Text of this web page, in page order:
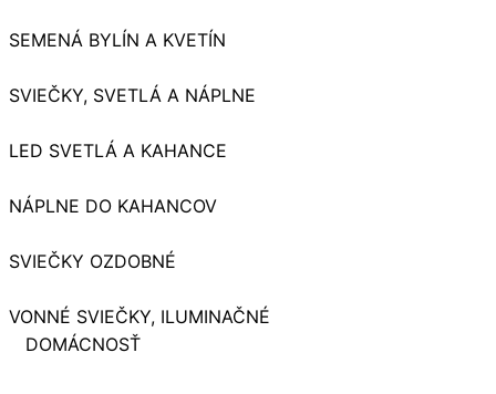
SEMENÁ BYLÍN A KVETÍN
SVIEČKY, SVETLÁ A NÁPLNE
LED SVETLÁ A KAHANCE
NÁPLNE DO KAHANCOV
SVIEČKY OZDOBNÉ
VONNÉ SVIEČKY, ILUMINAČNÉ
DOMÁCNOSŤ